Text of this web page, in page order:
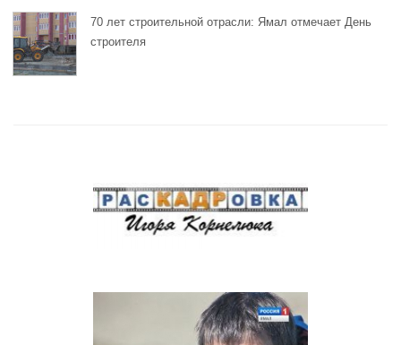
70 лет строительной отрасли: Ямал отмечает День
строителя